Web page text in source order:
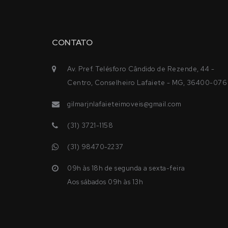
CONTATO
Av. Pref. Telésforo Cândido de Rezende, 44 -
Centro, Conselheiro Lafaiete - MG, 36400-076
gilmarjnlafaieteimoveis@gmail.com
(31) 3721-1158
(31) 98470-2237
09h às 18h de segunda a sexta-feira
Aos sábados 09h às 13h